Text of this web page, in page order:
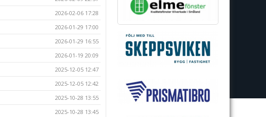
2026-02-06 17:28
2026-01-29 17:00
2026-01-29 16:55
2026-01-19 20:09
2025-12-05 12:47
2025-12-05 12:42
2025-10-28 13:55
2025-10-28 13:45